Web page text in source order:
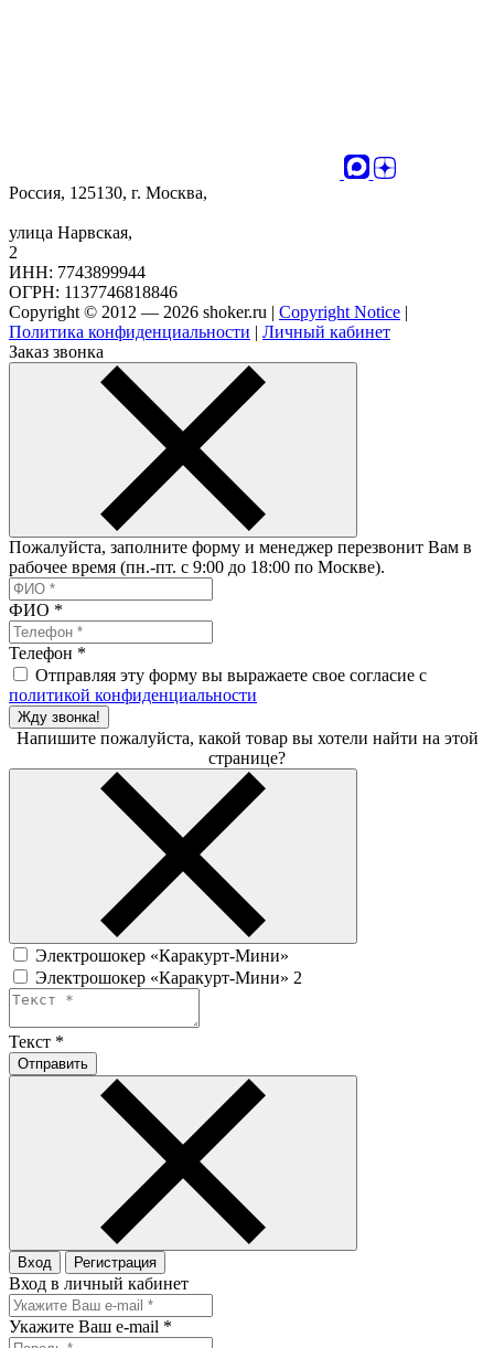
Россия, 125130, г. Москва,
улица Нарвская,
2
ИНН: 7743899944
ОГРН: 1137746818846
Copyright © 2012 — 2026 shoker.ru | Copyright Notice |
Политика конфиденциальности | Личный кабинет
Заказ звонка
Пожалуйста, заполните форму и менеджер перезвонит Вам в
рабочее время (пн.-пт. с 9:00 до 18:00 по Москве).
ФИО *
Телефон *
Отправляя эту форму вы выражаете свое согласие с
политикой конфиденциальности
Жду звонка!
Напишите пожалуйста, какой товар вы хотели найти на этой
странице?
Электрошокер «Каракурт-Мини»
Электрошокер «Каракурт-Мини» 2
Текст *
Отправить
Вход Регистрация
Вход в личный кабинет
Укажите Ваш e-mail *